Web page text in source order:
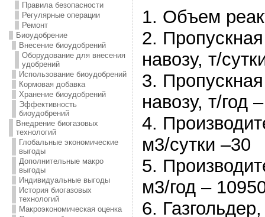
Правила безопасности
Регулярные операции
Ремонт
Биоудобрение
Внесение биоудобрений
Оборудование для внесения
удобрений
Использование биоудобрений
Кормовая добавка
Хранение биоудобрений
Эффективность
биоудобрений
Внедрение биогазовых
технологий
Глобальные экономические
выгоды
Дополнительные макро
выгоды
Индивидуальные выгоды
История биогазовых
технологий
Макроэкономическая оценка
1. Объем
2.
навозу, т/
3.
навозу, т/год
4.
м3/сутки –30
5.
м3/год –
6.